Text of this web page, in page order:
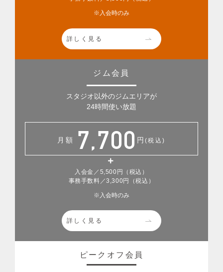
※入会時のみ
詳しく見る
ジム会員
スタジオ以外のジムエリアが
24時間使い放題
月額 7,700 円 (税込)
入会金／5,500円（税込）
事務手数料／3,300円（税込）
※入会時のみ
詳しく見る
ピークオフ会員